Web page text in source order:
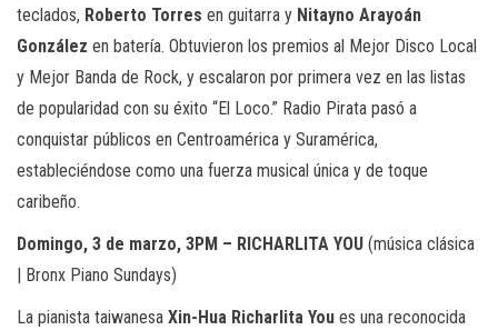
teclados, Roberto Torres en guitarra y Nitayno Arayoán
González en batería. Obtuvieron los premios al Mejor Disco Local
y Mejor Banda de Rock, y escalaron por primera vez en las listas
de popularidad con su éxito “El Loco.” Radio Pirata pasó a
conquistar públicos en Centroamérica y Suramérica,
estableciéndose como una fuerza musical única y de toque
caribeño.
Domingo, 3 de marzo, 3PM – RICHARLITA YOU (música clásica
| Bronx Piano Sundays)
La pianista taiwanesa Xin-Hua Richarlita You es una reconocida